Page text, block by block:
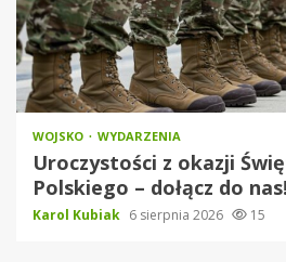
WOJSKO WYDARZENIA
Uroczystości z okazji
Polskiego – dołącz do nas!
Karol Kubiak 6 sierpnia 2026 15